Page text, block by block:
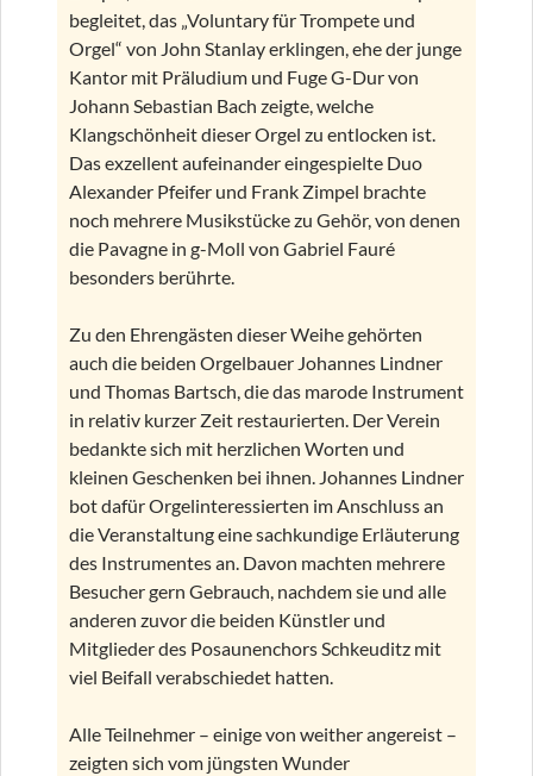
begleitet, das „Voluntary für Trompete und
Orgel“ von John Stanlay erklingen, ehe der junge
Kantor mit Präludium und Fuge G-Dur von
Johann Sebastian Bach zeigte, welche
Klangschönheit dieser Orgel zu entlocken ist.
Das exzellent aufeinander eingespielte Duo
Alexander Pfeifer und Frank Zimpel brachte
noch mehrere Musikstücke zu Gehör, von denen
die Pavagne in g-Moll von Gabriel Fauré
besonders berührte.
Zu den Ehrengästen dieser Weihe gehörten
auch die beiden Orgelbauer Johannes Lindner
und Thomas Bartsch, die das marode Instrument
in relativ kurzer Zeit restaurierten. Der Verein
bedankte sich mit herzlichen Worten und
kleinen Geschenken bei ihnen. Johannes Lindner
bot dafür Orgelinteressierten im Anschluss an
die Veranstaltung eine sachkundige Erläuterung
des Instrumentes an. Davon machten mehrere
Besucher gern Gebrauch, nachdem sie und alle
anderen zuvor die beiden Künstler und
Mitglieder des Posaunenchors Schkeuditz mit
viel Beifall verabschiedet hatten.
Alle Teilnehmer – einige von weither angereist –
zeigten sich vom jüngsten Wunder